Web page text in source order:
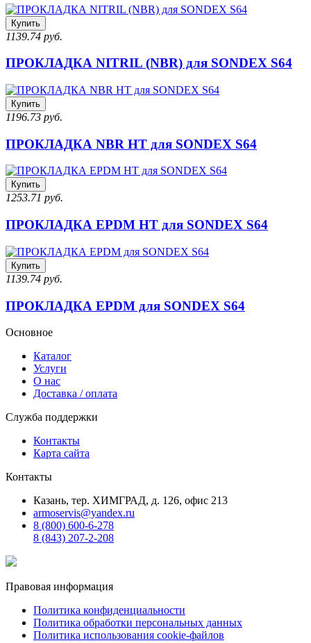
Купить
1139.74 руб.
ПРОКЛАДКА NITRIL (NBR) для SONDEX S64
Купить
1196.73 руб.
ПРОКЛАДКА NBR HT для SONDEX S64
Купить
1253.71 руб.
ПРОКЛАДКА EPDM HT для SONDEX S64
Купить
1139.74 руб.
ПРОКЛАДКА EPDM для SONDEX S64
Основное
Каталог
Услуги
О нас
Доставка / оплата
Служба поддержки
Контакты
Карта сайта
Контакты
Казань, тер. ХИМГРАД, д. 126, офис 213
armoservis@yandex.ru
8 (800) 600-6-278
8 (843) 207-2-208
Правовая информация
Политика конфиденциальности
Политика обработки персональных данных
Политика использования cookie-файлов